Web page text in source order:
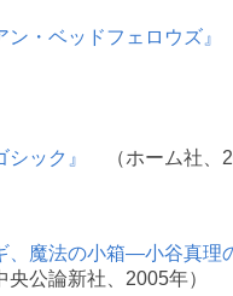
ン・ベッドフェロウズ』
シック』 （ホーム社、
、魔法の小箱―小谷真理
央公論新社、2005年）